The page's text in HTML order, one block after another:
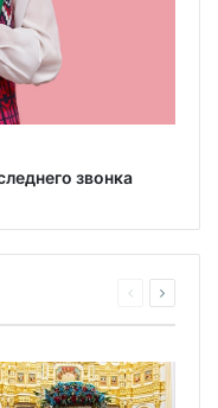
звонка